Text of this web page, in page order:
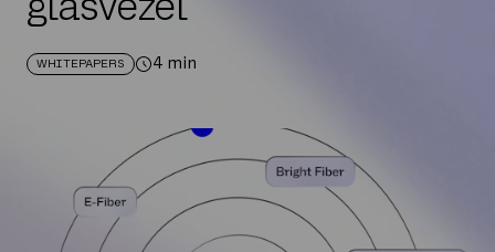
WHITEPAPERS 4 min